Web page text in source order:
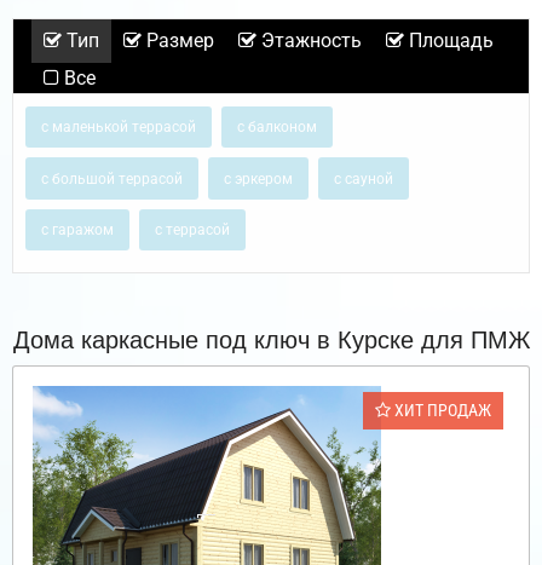
Тип Размер Этажность
Площадь
Все
с маленькой террасой с балконом
с большой террасой с эркером с сауной
с гаражом с террасой
Дома каркасные под ключ в Курске для ПМЖ
ХИТ ПРОДАЖ